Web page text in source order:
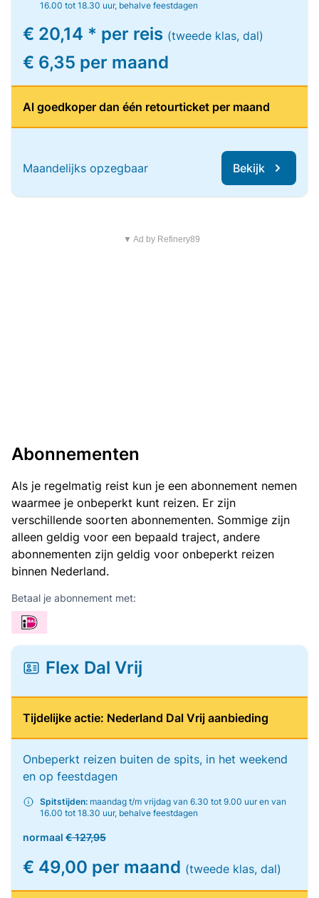
16.00 tot 18.30 uur, behalve feestdagen
€ 20,14 * per reis (tweede klas, dal)
€ 6,35 per maand
Al goedkoper dan één retourticket per maand
Maandelijks opzegbaar Bekijk
▼ Ad by Refinery89
Abonnementen
Als je regelmatig reist kun je een abonnement nemen
waarmee je onbeperkt kunt reizen. Er zijn
verschillende soorten abonnementen. Sommige zijn
alleen geldig voor een bepaald traject, andere
abonnementen zijn geldig voor onbeperkt reizen
binnen Nederland.
Betaal je abonnement met:
Flex Dal Vrij
Tijdelijke actie: Nederland Dal Vrij aanbieding
Onbeperkt reizen buiten de spits, in het weekend
en op feestdagen
Spitstijden: maandag t/m vrijdag van 6.30 tot 9.00 uur en van
16.00 tot 18.30 uur, behalve feestdagen
normaal € 127,95
€ 49,00 per maand (tweede klas, dal)